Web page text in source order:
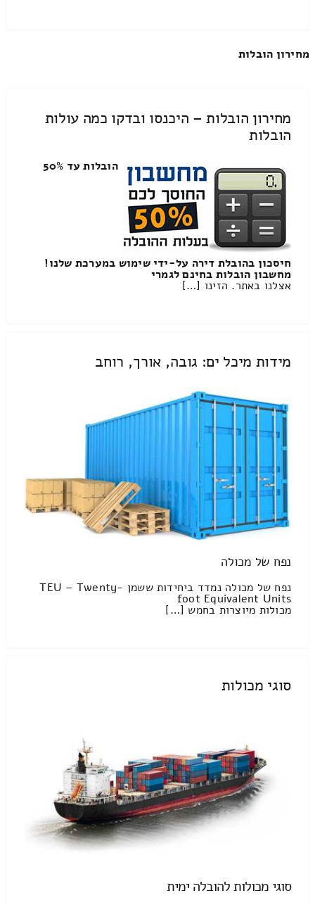
מחירון הובלות
מחירון הובלות – היכנסו ובדקו כמה עולות
הובלות
הובלות עד 50%
חיסכון בהובלת דירה על-ידי שימוש במערכת שלנו!
מחשבון הובלות בחינם לגמרי
אצלנו באתר. הזינו […]
מידות מיכל ים: גובה, אורך, רוחב
נפח של מכולה
נפח של מכולה נמדד ביחידות ששמן TEU – Twenty-
foot Equivalent Units
מכולות מיוצרות בחמש […]
סוגי מכולות
סוגי מכולות להובלה ימית